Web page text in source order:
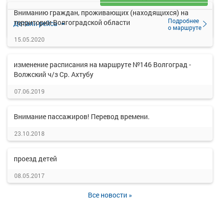
Детали рейса
Подробнее
о маршруте
Вниманию граждан, проживающих (находящихся) на
территории Волгоградской области
15.05.2020
изменение расписания на маршруте №146 Волгоград -
Волжский ч/з Ср. Ахтубу
07.06.2019
Внимание пассажиров! Перевод времени.
23.10.2018
проезд детей
08.05.2017
Все новости »